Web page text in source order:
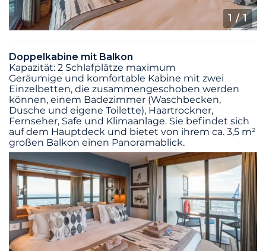
1 / 1
Doppelkabine mit Balkon
Kapazität: 2 Schlafplätze maximum
Geräumige und komfortable Kabine mit zwei
Einzelbetten, die zusammengeschoben werden
können, einem Badezimmer (Waschbecken,
Dusche und eigene Toilette), Haartrockner,
Fernseher, Safe und Klimaanlage. Sie befindet sich
auf dem Hauptdeck und bietet von ihrem ca. 3,5 m²
großen Balkon einen Panoramablick.